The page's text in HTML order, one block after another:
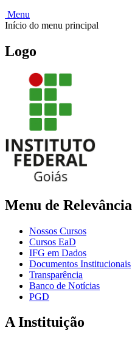
Menu
Início do menu principal
Logo
Menu de Relevância
Nossos Cursos
Cursos EaD
IFG em Dados
Documentos Institucionais
Transparência
Banco de Notícias
PGD
A Instituição